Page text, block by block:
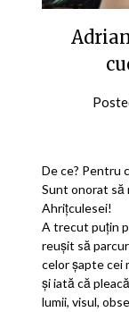
De ce? Pentru
Sunt onorat să
Ahrițculesei!
A trecut puțin
reușit să
celor șapte cei
și iată că
lumii, visul,